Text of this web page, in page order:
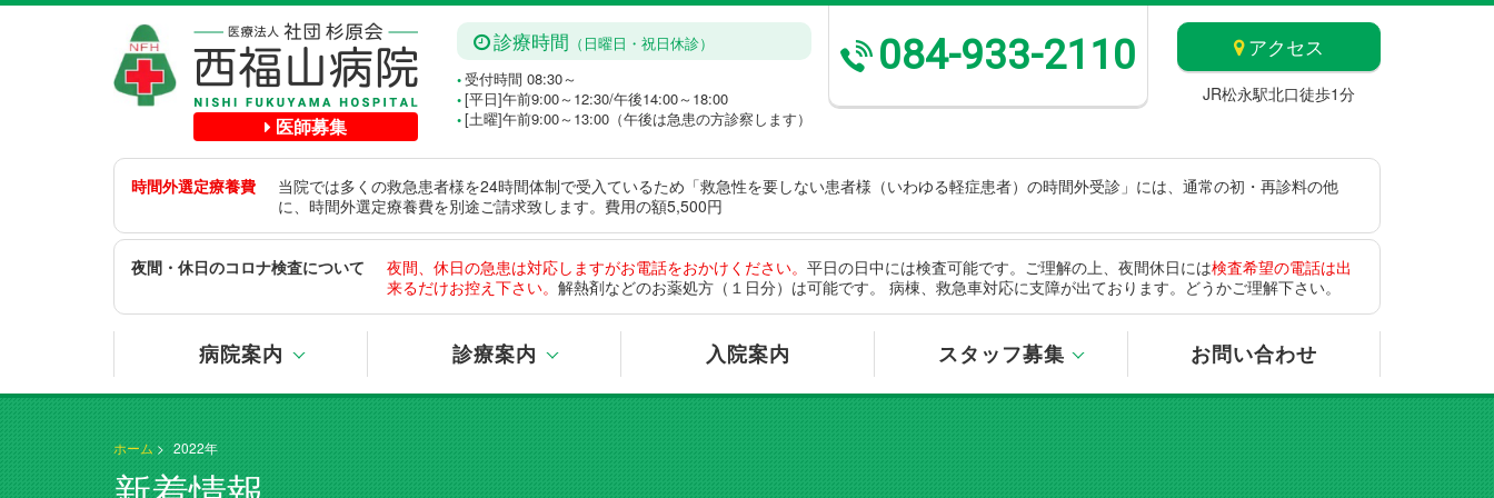
医師募集
診療時間 （日曜日・祝日休診）
● 受付時間 08:30～
● [平日]午前9:00～12:30/午後14:00～18:00
● [土曜]午前9:00～13:00（午後は急患の方診察します）
084-933-2110 アクセス
JR松永駅北口徒歩1分
時間外選定療養費
当院では多くの救急患者様を24時間体制で受入ているため「救急性を要しない患者様（いわゆる軽症患者）の時間外受診」には、通常の初・再診料の他
に、時間外選定療養費を別途ご請求致します。費用の額5,500円
夜間・休日のコロナ検査について 夜間、休日の急患は対応しますがお電話をおかけください。 平日の日中には検査可能です。ご理解の上、夜間休日には検査希望の電話は出
来るだけお控え下さい。 解熱剤などのお薬処方（１日分）は可能です。 病棟、救急車対応に支障が出ております。どうかご理解下さい。
病院案内 診療案内 入院案内 スタッフ募集 お問い合わせ
ホーム > 2022年